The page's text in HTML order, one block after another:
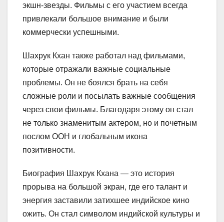
экшн-звезды. Фильмы с его участием всегда
привлекали большое внимание и были
коммерчески успешными.
Шахрук Кхан также работал над фильмами,
которые отражали важные социальные
проблемы. Он не боялся брать на себя
сложные роли и посылать важные сообщения
через свои фильмы. Благодаря этому он стал
не только знаменитым актером, но и почетным
послом ООН и глобальным икона
позитивности.
Биография Шахрук Кхана — это история
прорыва на большой экран, где его талант и
энергия заставили затихшее индийское кино
ожить. Он стал символом индийской культуры и